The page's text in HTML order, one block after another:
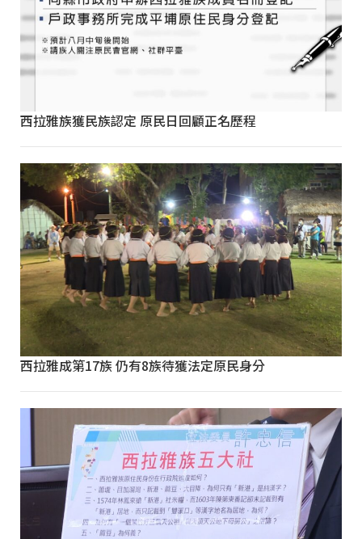
西拉雅族獲民族認定 原民日回顧正名歷程
西拉雅成第17族 仍有8族待獲法定原民身分